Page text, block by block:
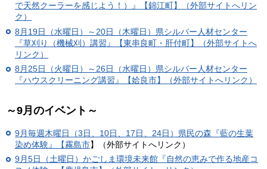
で天然クーラーを感じよう！）』【錦江町】（外部サイトへリン
ク）
8月19日（水曜日）～20日（木曜日）県シルバー人材センター
『草刈り（機械刈）講習』【東串良町・肝付町】（外部サイトへ
リンク）
8月25日（火曜日）～26日（水曜日）県シルバー人材センター
『ハウスクリーニング講習』【姶良市】（外部サイトへリンク）
～9月のイベント～
9月毎週木曜日（3日、10日、17日、24日） 県民の森『藍の生葉
染め体験』【霧島市】（外部サイトへリンク）
9月5日（土曜日）かごしま環境未来館『自然の恵みで作る地産コ